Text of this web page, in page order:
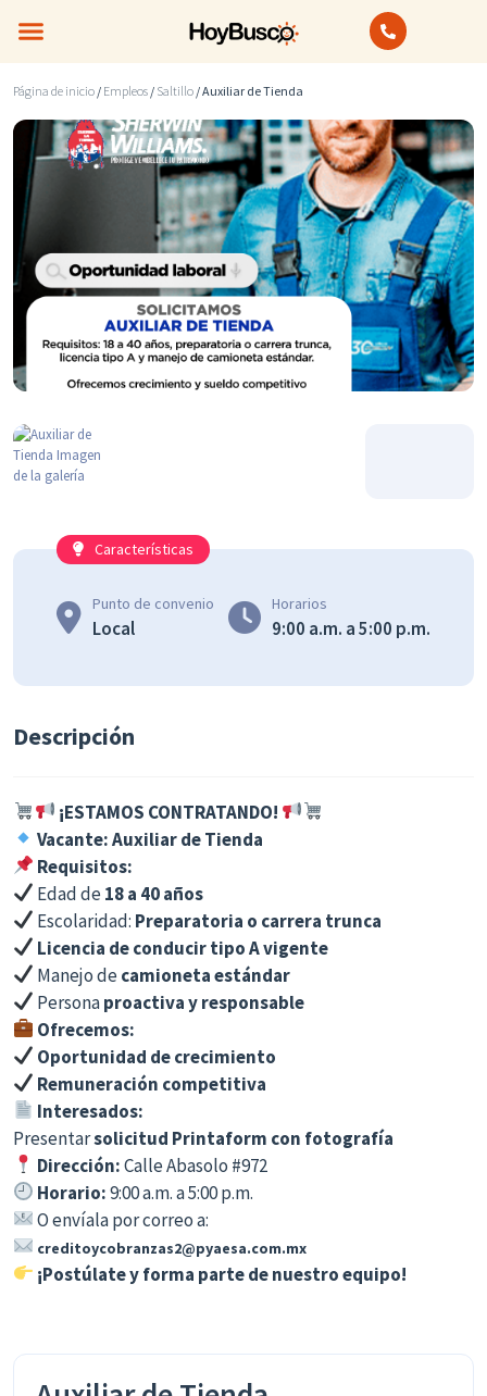
Página de inicio / Empleos / Saltillo / Auxiliar de Tienda
Características
Punto de convenio
Local
Horarios
9:00 a.m. a 5:00 p.m.
Descripción
¡ESTAMOS CONTRATANDO!
Vacante: Auxiliar de Tienda
Requisitos:
Edad de18 a 40 años
Escolaridad: Preparatoria o carrera trunca
Licencia de conducir tipo A vigente
Manejo decamioneta estándar
Personaproactiva y responsable
Ofrecemos:
Oportunidad de crecimiento
Remuneración competitiva
Interesados:
Presentarsolicitud Printaform con fotografía
Dirección:Calle Abasolo #972
Horario:9:00 a.m. a 5:00 p.m.
O envíala por correo a:
creditoycobranzas2@pyaesa.com.mx
¡Postúlate y forma parte de nuestro equipo!